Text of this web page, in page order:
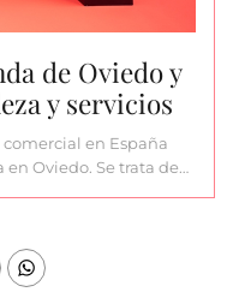
de Oviedo y
y servicios
en España
Oviedo. Se trata de…